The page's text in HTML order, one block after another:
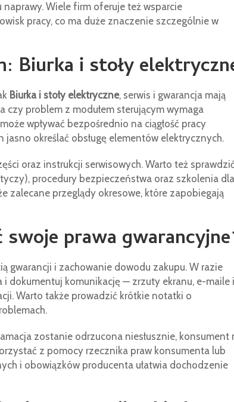
Wiele firm oferuje też wsparcie
pracy, co ma duże znaczenie szczególnie w
Biurka i stoły
Biurka i stoły elektryczne, serwis i gwarancja mają
problem z modułem sterującym wymaga
wpływać bezpośrednio na ciągłość pracy
określać obsługę elementów elektrycznych.
oraz instrukcji serwisowych. Warto też
procedury bezpieczeństwa oraz szkolenia dla
zalecane przeglądy okresowe, które zapobiegają
prawa
gwarancji i zachowanie dowodu zakupu. W razie
dokumentuj komunikację — zrzuty ekranu, e-maile i
Warto także prowadzić krótkie notatki o
zostanie odrzucona niesłusznie, konsument
z pomocy rzecznika praw konsumenta lub
i obowiązków producenta ułatwia dochodzenie